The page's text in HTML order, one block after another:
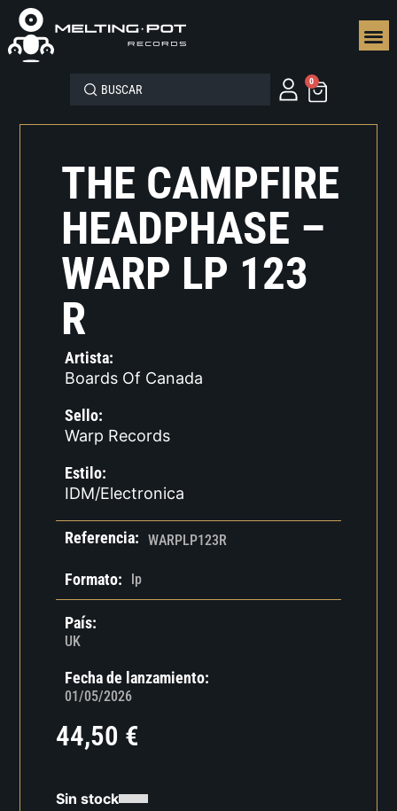
0
THE CAMPFIRE
HEADPHASE –
WARP LP 123
R
Artista:
Boards Of Canada
Sello:
Warp Records
Estilo:
IDM/Electronica
Referencia: WARPLP123R
Formato: lp
País:
UK
Fecha de lanzamiento:
01/05/2026
44,50 €
Sin stock